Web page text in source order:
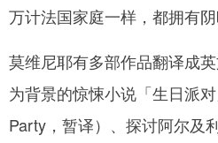
万计法国家庭一样，都拥有
莫维尼耶有多部作品翻译成
为背景的惊悚小说「生日派
Party，暂译）、探讨阿尔及